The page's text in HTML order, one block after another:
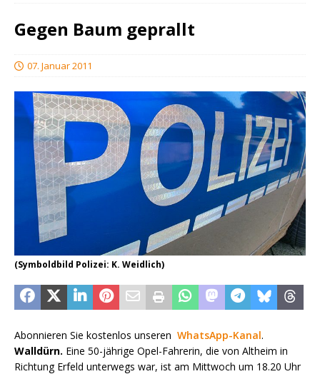
Gegen Baum geprallt
07. Januar 2011
(Symboldbild Polizei: K. Weidlich)
Abonnieren Sie kostenlos unseren WhatsApp-Kanal.
Walldürn. Eine 50-jährige Opel-Fahrerin, die von Altheim in
Richtung Erfeld unterwegs war, ist am Mittwoch um 18.20 Uhr